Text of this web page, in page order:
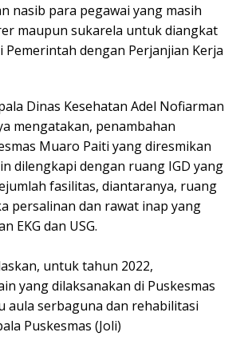
nasib para pegawai yang masih
maupun sukarela untuk diangkat
Pemerintah dengan Perjanjian Kerja
Dinas Kesehatan Adel Nofiarman
mengatakan, penambahan
Muaro Paiti yang diresmikan
dilengkapi dengan ruang IGD yang
fasilitas, diantaranya, ruang
persalinan dan rawat inap yang
EKG dan USG.
untuk tahun 2022,
yang dilaksanakan di Puskesmas
aula serbaguna dan rehabilitasi
Puskesmas (Joli)